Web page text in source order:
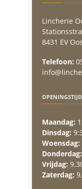
Lincherie
8431 EV
Telefoon:
Maandag:
Dinsdag:
Woensdag:
Donderdag:
Vrijdag:
Zaterdag: